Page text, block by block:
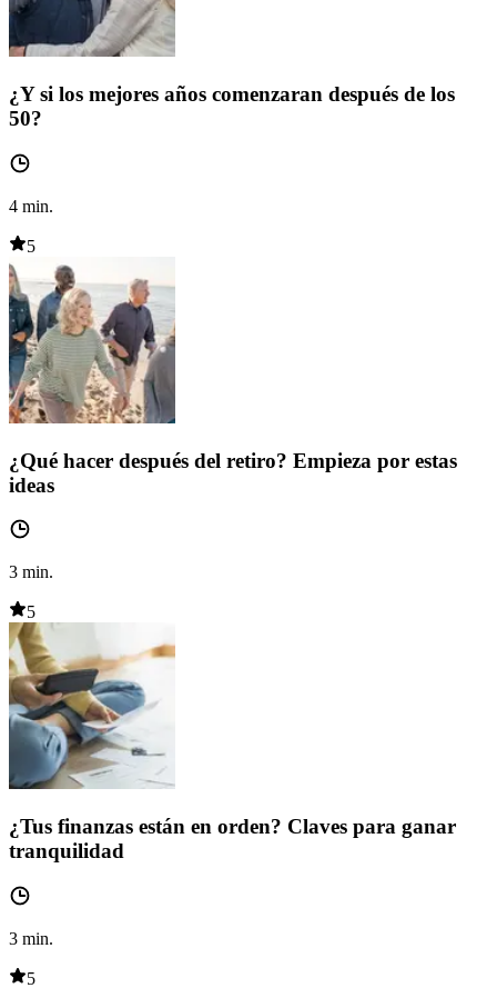
¿Y si los mejores años comenzaran después de los
50?
4 min.
5
¿Qué hacer después del retiro? Empieza por estas
ideas
3 min.
5
¿Tus finanzas están en orden? Claves para ganar
tranquilidad
3 min.
5